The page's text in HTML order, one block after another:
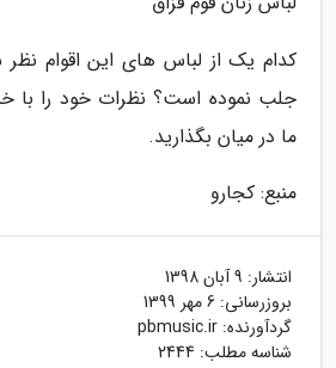
کدام یک از لباس های این اقوام نظر
جلب نموده است؟ نظرات خود را با
ما در میان بگذارید.
منبع: کجارو
انتشار: 9 آبان 1398
بروزرسانی: 6 مهر 1399
گردآورنده: pbmusic.ir
شناسه مطلب: 2444